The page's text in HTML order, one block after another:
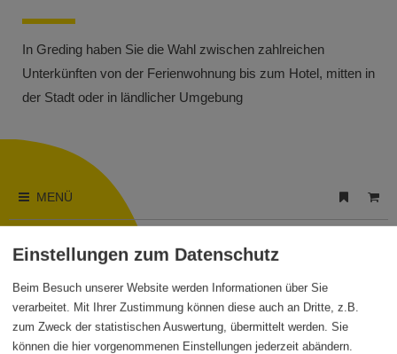
In Greding haben Sie die Wahl zwischen zahlreichen
Unterkünften von der Ferienwohnung bis zum Hotel, mitten in
der Stadt oder in ländlicher Umgebung
MENÜ
powered by Holidu Smart Destination
Einstellungen zum Datenschutz
Beim Besuch unserer Website werden Informationen über Sie
verarbeitet. Mit Ihrer Zustimmung können diese auch an Dritte, z.B.
zum Zweck der statistischen Auswertung, übermittelt werden. Sie
können die hier vorgenommenen Einstellungen jederzeit abändern.